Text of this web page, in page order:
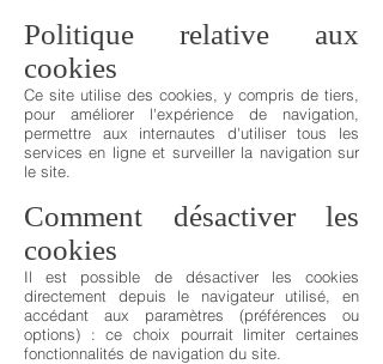
Politique relative aux
cookies
Ce site utilise des cookies, y compris de tiers,
pour améliorer l'expérience de navigation,
permettre aux internautes d'utiliser tous les
services en ligne et surveiller la navigation sur
le site.
Comment désactiver les
cookies
Il est possible de désactiver les cookies
directement depuis le navigateur utilisé, en
accédant aux paramètres (préférences ou
options) : ce choix pourrait limiter certaines
fonctionnalités de navigation du site.